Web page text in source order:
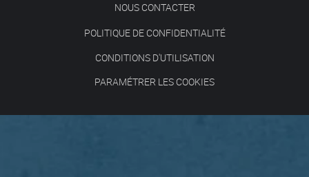
NOUS CONTACTER
POLITIQUE DE CONFIDENTIALITÉ
CONDITIONS D'UTILISATION
PARAMÉTRER LES COOKIES